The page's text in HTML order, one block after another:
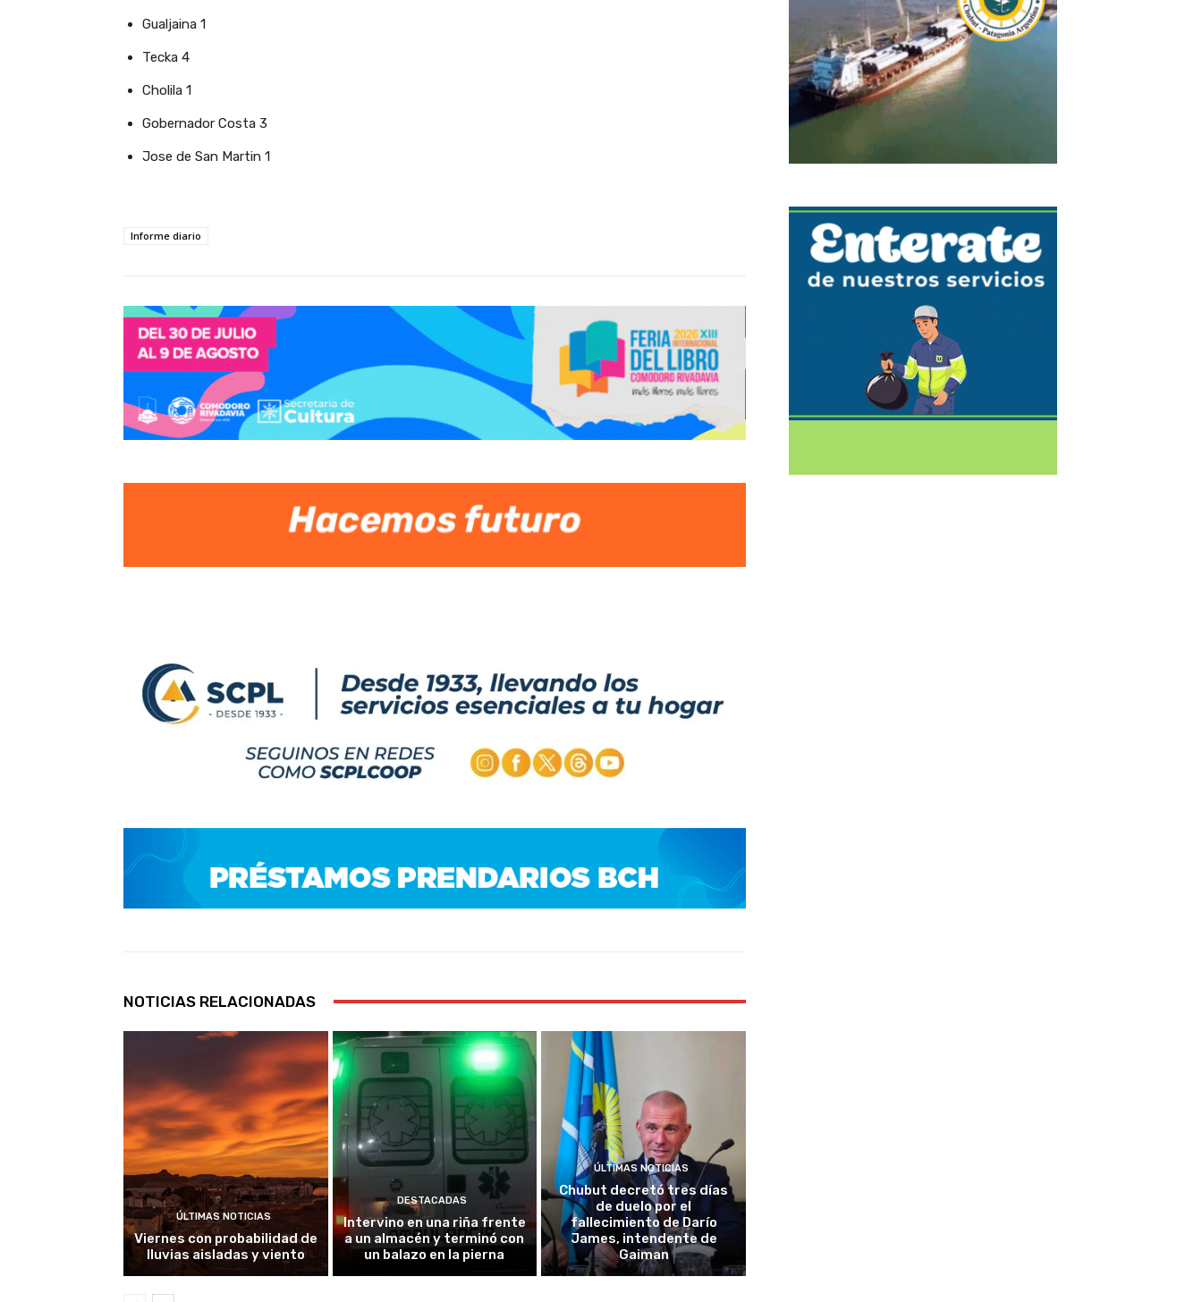
Gualjaina 1
Tecka 4
Cholila 1
Gobernador Costa 3
Jose de San Martin 1
Informe diario
NOTICIAS RELACIONADAS
ÚLTIMAS NOTICIAS
Viernes con probabilidad de
lluvias aisladas y viento
DESTACADAS
Intervino en una riña frente
a un almacén y terminó con
un balazo en la pierna
ÚLTIMAS NOTICIAS
Chubut decretó tres días
de duelo por el
fallecimiento de Darío
James, intendente de
Gaiman